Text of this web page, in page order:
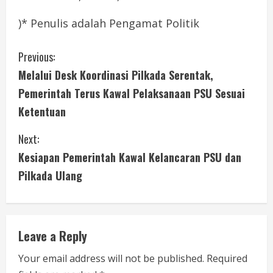
)* Penulis adalah Pengamat Politik
C
o
n
t
i
n
e
R
Previous:
Melalui Desk Koordinasi Pilkada Serentak,
Pemerintah Terus Kawal Pelaksanaan PSU Sesuai
Ketentuan
Next:
Kesiapan Pemerintah Kawal Kelancaran PSU dan
Pilkada Ulang
Leave a Reply
Your email address will not be published. Required